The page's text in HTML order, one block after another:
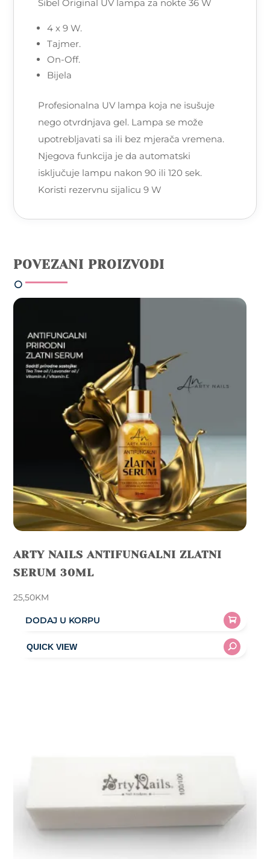
Sibel Original UV lampa za nokte 36 W
4 x 9 W.
Tajmer.
On-Off.
Bijela
Profesionalna UV lampa koja ne isušuje
nego otvrdnjava gel. Lampa se može
upotrebljavati sa ili bez mjerača vremena.
Njegova funkcija je da automatski
isključuje lampu nakon 90 ili 120 sek.
Koristi rezervnu sijalicu 9 W
POVEZANI PROIZVODI
ARTY NAILS ANTIFUNGALNI ZLATNI
SERUM 30ML
25,50KM
DODAJ U KORPU